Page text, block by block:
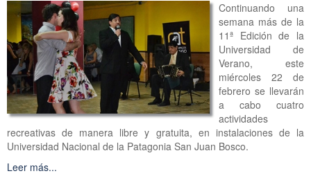
Continuando una
semana más de la
11ª Edición de la
Universidad de
Verano, este
miércoles 22 de
febrero se llevarán
a cabo cuatro
actividades
recreativas de manera libre y gratuita, en instalaciones de la
Universidad Nacional de la Patagonia San Juan Bosco.
Leer más...